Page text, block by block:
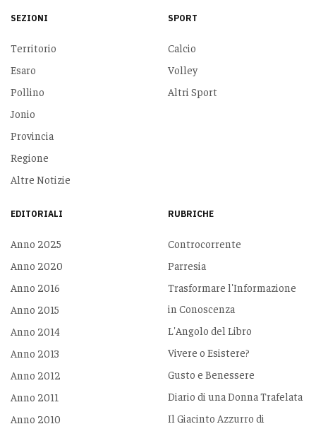
SEZIONI
Territorio
Esaro
Pollino
Jonio
Provincia
Regione
Altre Notizie
SPORT
Calcio
Volley
Altri Sport
EDITORIALI
Anno 2025
Anno 2020
Anno 2016
Anno 2015
Anno 2014
Anno 2013
Anno 2012
Anno 2011
Anno 2010
RUBRICHE
Controcorrente
Parresia
Trasformare l'Informazione
in Conoscenza
L'Angolo del Libro
Vivere o Esistere?
Gusto e Benessere
Diario di una Donna Trafelata
Il Giacinto Azzurro di